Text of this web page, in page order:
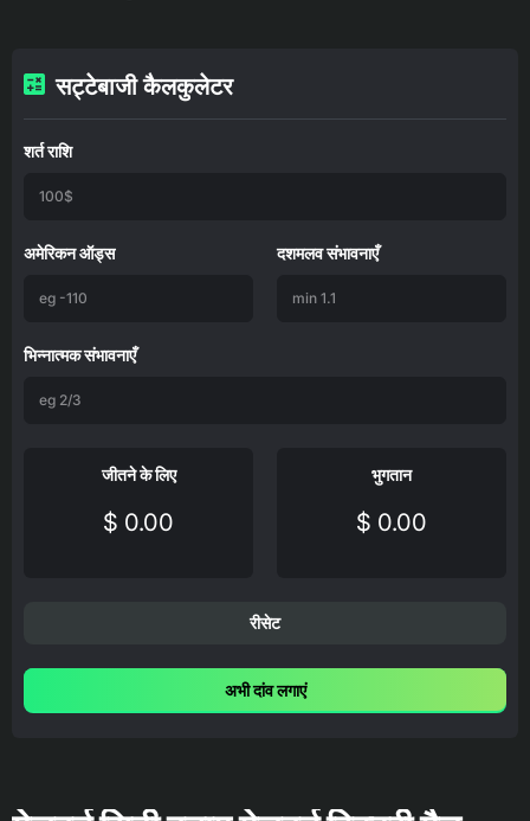
सट्टेबाजी कैलकुलेटर
शर्त राशि
अमेरिकन ऑड्स दशमलव संभावनाएँ
भिन्नात्मक संभावनाएँ
जीतने के लिए
$ 0.00
भुगतान
$ 0.00
रीसेट
अभी दांव लगाएं